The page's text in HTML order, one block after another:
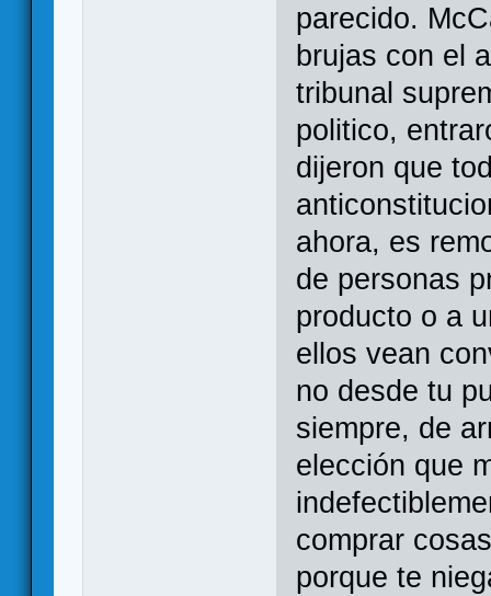
parecido.
brujas con el
tribunal
politico,
dijeron que
ahora, es
de personas
producto o a
ellos vean
no desde tu
siempre, de
elección que
comprar
porque te